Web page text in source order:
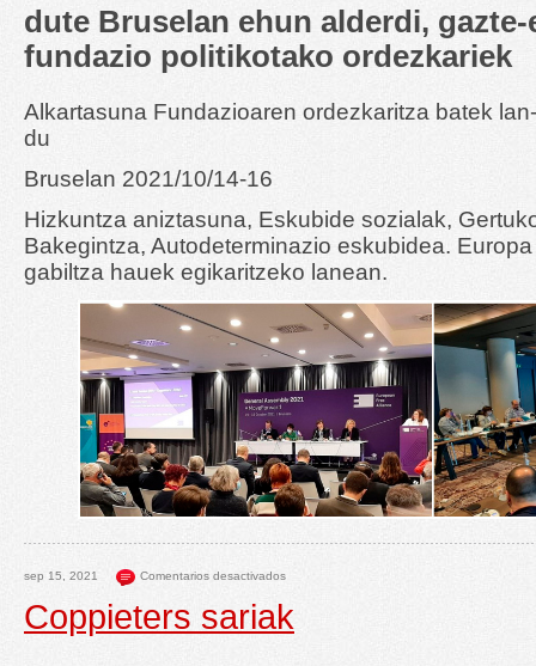
dute Bruselan ehun alderdi, gazte-
fundazio politikotako ordezkariek
Alkartasuna Fundazioaren ordezkaritza batek
du
Bruselan 2021/10/14-16
Hizkuntza aniztasuna, Eskubide sozialak,
Bakegintza, Autodeterminazio eskubidea.
gabiltza hauek egikaritzeko lanean.
sep 15, 2021 Comentarios desactivados
Coppieters sariak